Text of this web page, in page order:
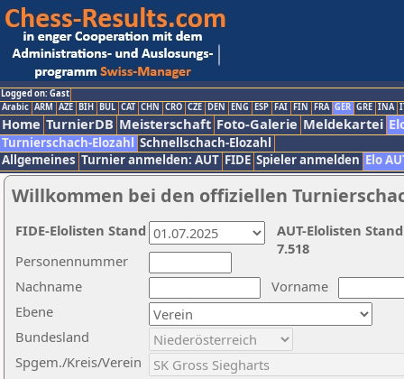
Logged on: Gast
Arabic ARM AZE BIH BUL CAT CHN CRO CZE DEN ENG ESP FAI FIN FRA GER GRE INA
Home TurnierDB Meisterschaft Foto-Galerie Meldekartei
Turnierschach-Elozahl Schnellschach-Elozahl
Allgemeines Turnier anmelden: AUT FIDE Spieler anmelden Elo
Willkommen bei den offiziellen
Nachname
Vorname
Ebene
Personennummer
Bundesland
Spgem./Kreis/Verein
AUT-Elolisten
7.518
FIDE-Elolisten Stand